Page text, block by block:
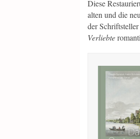
Diese
alten und die
der
Verliebte